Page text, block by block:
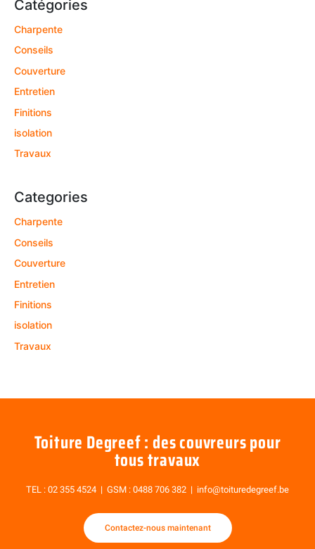
Catégories
Charpente
Conseils
Couverture
Entretien
Finitions
isolation
Travaux
Categories
Charpente
Conseils
Couverture
Entretien
Finitions
isolation
Travaux
Toiture Degreef : des couvreurs pour
tous travaux
TEL : 02 355 4524 | GSM : 0488 706 382 | info@toituredegreef.be
Contactez-nous maintenant